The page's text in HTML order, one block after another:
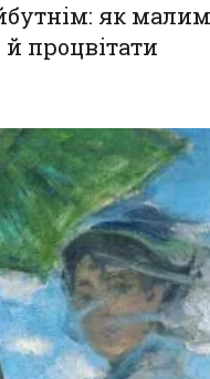
як малим
процвітати